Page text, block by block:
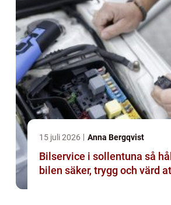
15 juli 2026 Anna Bergqvist
Bilservice i sollentuna så håller du
bilen säker, trygg och värd